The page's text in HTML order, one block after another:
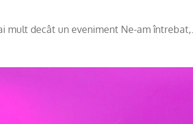
mult decât un eveniment Ne-am întrebat,…